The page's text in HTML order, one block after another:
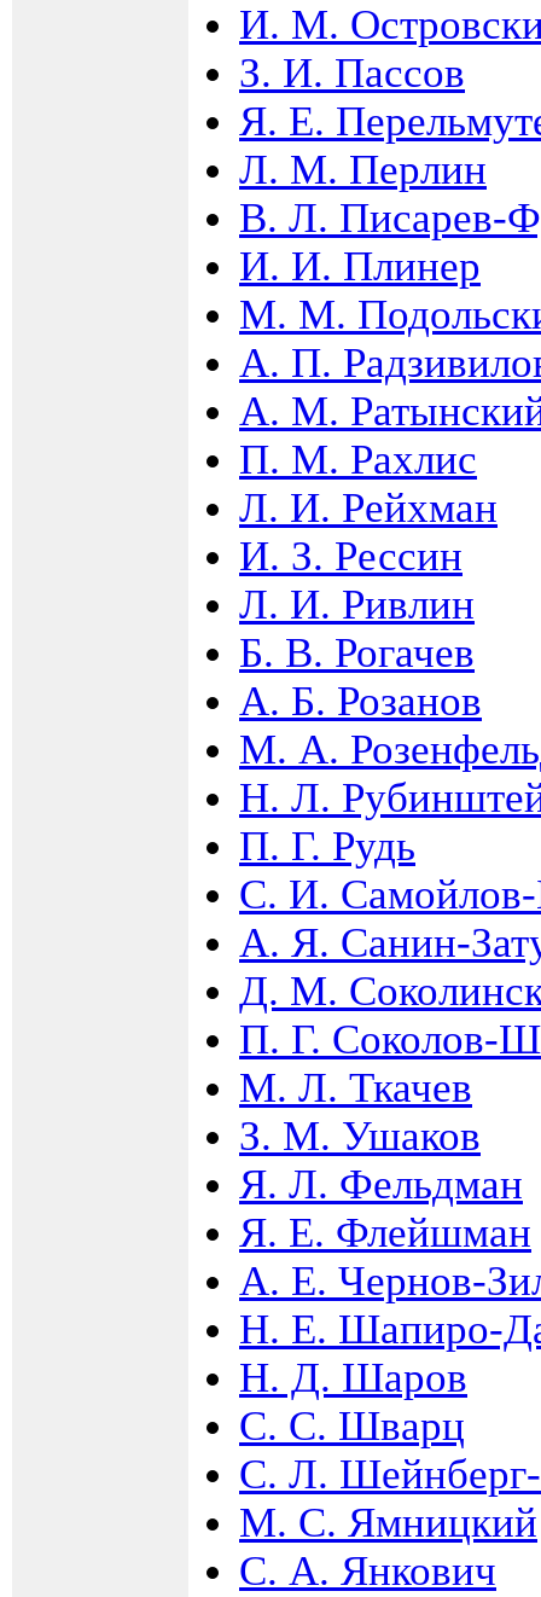
И. М.
З. И. Пассов
Я. Е.
Л. М. Перлин
В. Л. Писарев-
И. И. Плинер
М. М.
А. П.
А. М.
П. М. Рахлис
Л. И. Рейхман
И. З. Рессин
Л. И. Ривлин
Б. В. Рогачев
А. Б. Розанов
М. А.
Н. Л.
П. Г. Рудь
С. И. Самойлов-
А. Я. Санин-
Д. М.
П. Г. Соколов-
М. Л. Ткачев
З. М. Ушаков
Я. Л. Фельдман
Я. Е. Флейшман
А. Е. Чернов-
Н. Е. Шапиро-
Н. Д. Шаров
С. С. Шварц
С. Л.
М. С. Ямницкий
С. А. Янкович